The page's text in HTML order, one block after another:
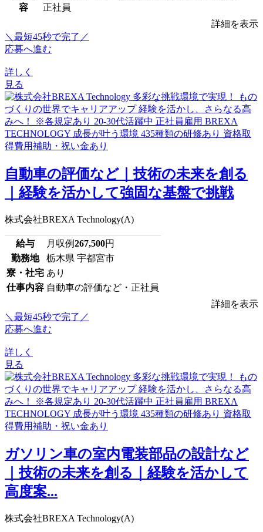
容
正社員
詳細を表示
＼最短45秒で完了／
応募へ進む
詳しく
見る
自動車の評価など｜技術の未来を創る
｜経験を活かして強固な基盤で挑戦
株式会社BREXA Technology(A)
給与 月収例267,500円
勤務地
栃木県 宇都宮市
寮・社宅 あり
仕事内容 自動車の評価など・正社員
詳細を表示
＼最短45秒で完了／
応募へ進む
詳しく
見る
ガソリン車の室内電装部品の設計など
｜技術の未来を創る｜経験を活かして
高度案...
株式会社BREXA Technology(A)